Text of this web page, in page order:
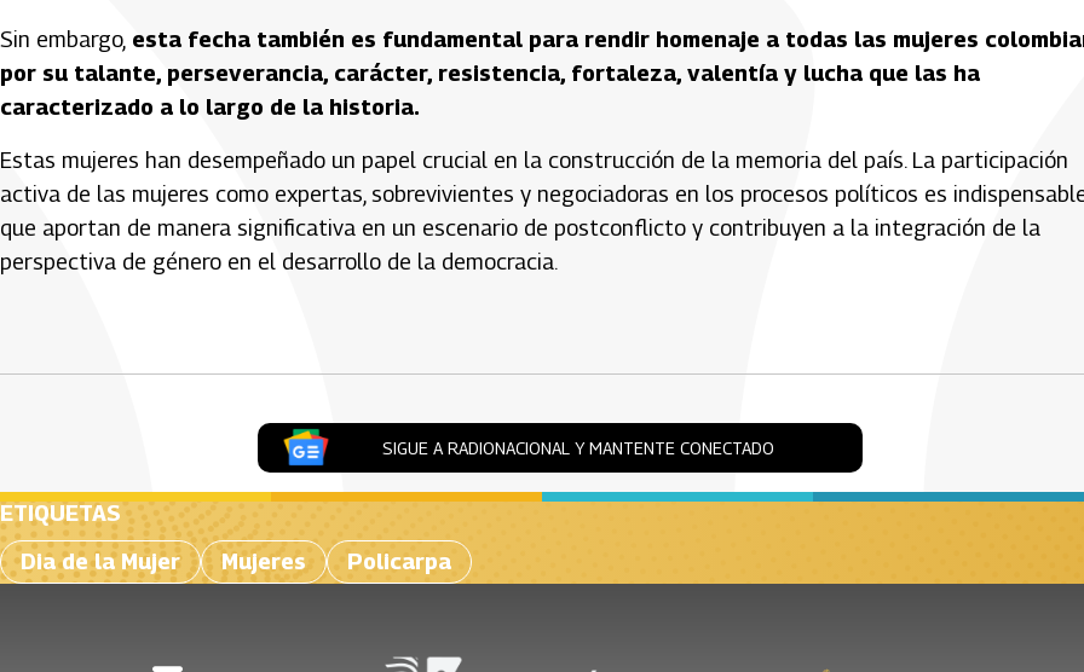
Sin embargo, esta fecha también es fundamental para rendir homenaje a todas las mujeres
por su talante, perseverancia, carácter, resistencia, fortaleza, valentía y lucha que las ha
caracterizado a lo largo de la historia.
Estas mujeres han desempeñado un papel crucial en la construcción de la memoria del país. La participación
activa de las mujeres como expertas, sobrevivientes y negociadoras en los procesos políticos es
que aportan de manera significativa en un escenario de postconflicto y contribuyen a la integración de la
perspectiva de género en el desarrollo de la democracia.
SIGUE A RADIONACIONAL Y MANTENTE CONECTADO
ETIQUETAS
Dia de la Mujer
Mujeres Policarpa